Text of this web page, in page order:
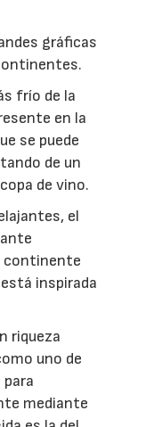
gráficas
frío de la
en la
se puede
de un
de vino.
el
continente
inspirada
riqueza
uno de
mediante